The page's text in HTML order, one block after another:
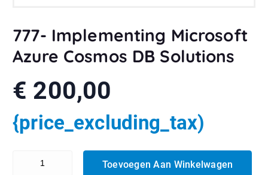
777- Implementing Microsoft
Azure Cosmos DB Solutions
€ 200,00
{price_excluding_tax)
Toevoegen Aan Winkelwagen